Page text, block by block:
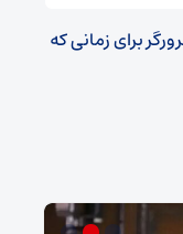
برای زمانی که